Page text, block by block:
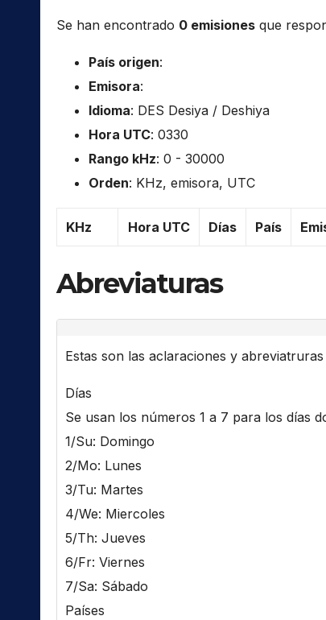
Se han encontrado 0 emisiones que
País origen:
Emisora:
Idioma: DES Desiya / Deshiya
Hora UTC: 0330
Rango kHz: 0 - 30000
Orden: KHz, emisora, UTC
KHz Hora UTC Días País
Abreviaturas
Estas son las aclaraciones y abreviatruras
Días
Se usan los números 1 a 7 para los días
1/Su: Domingo
2/Mo: Lunes
3/Tu: Martes
4/We: Miercoles
5/Th: Jueves
6/Fr: Viernes
7/Sa: Sábado
Países